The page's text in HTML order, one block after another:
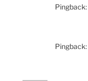
Pingback:
Pingback: